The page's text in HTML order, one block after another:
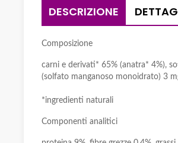
DESCRIZIONE
Composizione
carni e derivati* 65% (anatra* 4%),
(solfato manganoso monoidrato) 3
*ingredienti naturali
Componenti analitici